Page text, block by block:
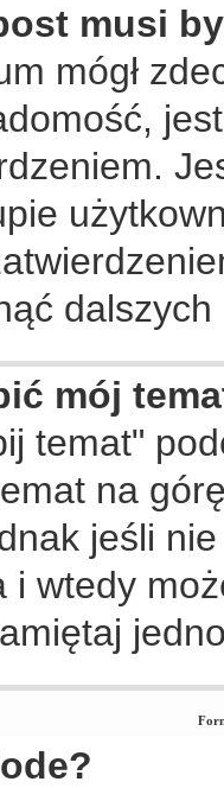
musi
mógł
mój
temat"
na
jeśli
i wtedy